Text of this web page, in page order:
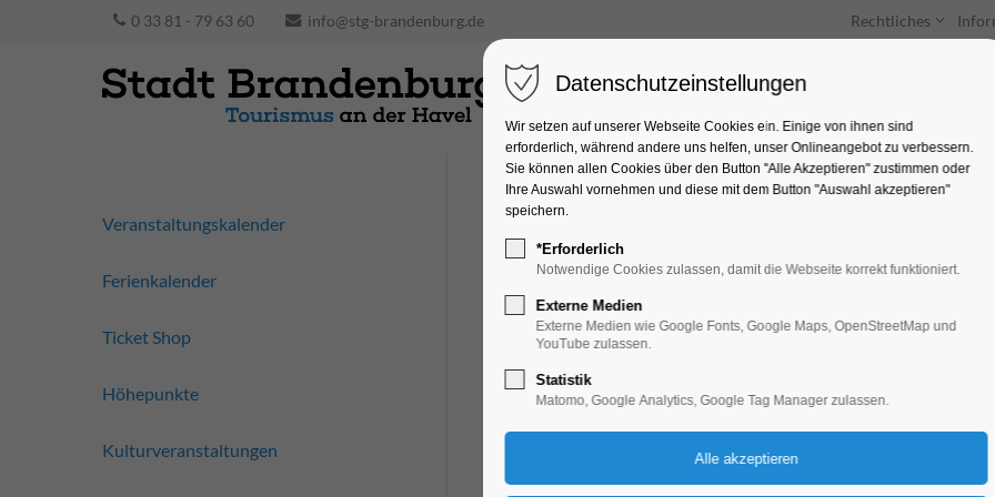
0 33 81 - 79 63 60 info@stg-brandenburg.de Rechtliches
Unterkünfte Entdecken & Erleben
Drachen- und
Ferienkalender, Kinder, Jugend, Mitmach-
14.04.2025, 14:00–17:00
Veranstaltungskalender
Ferienkalender
Ticket Shop
Höhepunkte
Kulturveranstaltungen
Datenschutzeinstellungen
Wir setzen auf unserer Webseite Cookies ein. Einige von ihnen sind
erforderlich, während andere uns helfen, unser Onlineangebot zu verbessern.
Sie können allen Cookies über den Button "Alle Akzeptieren" zustimmen oder
Ihre Auswahl vornehmen und diese mit dem Button "Auswahl akzeptieren"
speichern.
*Erforderlich
Notwendige Cookies zulassen, damit die Webseite korrekt funktioniert.
Externe Medien
Externe Medien wie Google Fonts, Google Maps, OpenStreetMap und
YouTube zulassen.
Statistik
Matomo, Google Analytics, Google Tag Manager zulassen.